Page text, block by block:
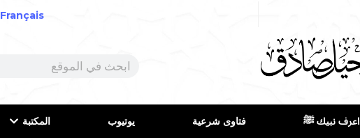
Français
اعرف نبيك ﷺ فتاوى شرعية يوتيوب المكتبة